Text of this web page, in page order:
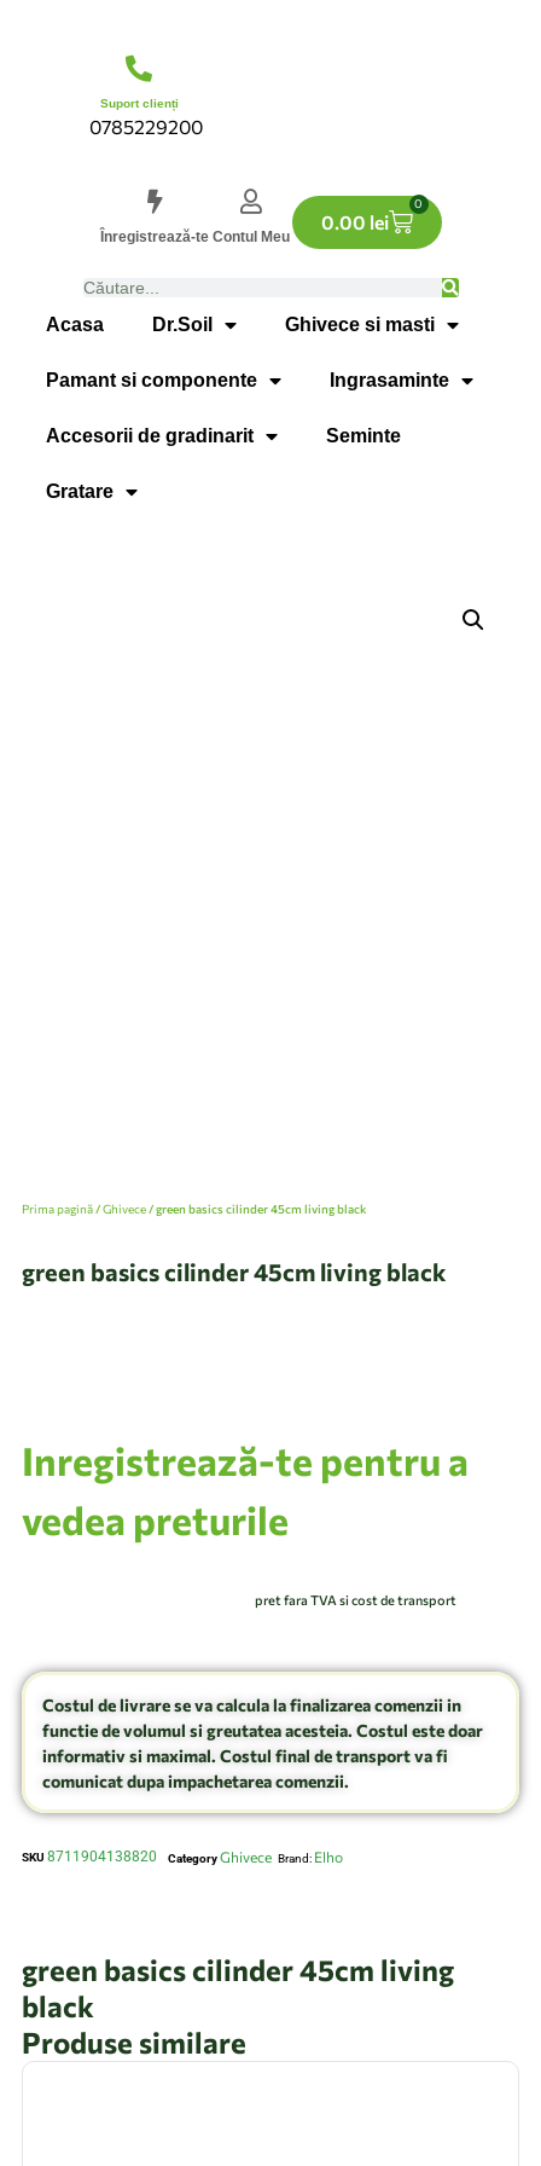
Suport clienți
0785229200
Înregistrează-te Contul Meu
0.00 lei
0
Acasa Dr.Soil Ghivece si masti
Pamant si componente Ingrasaminte
Accesorii de gradinarit Seminte
Gratare
Prima pagină/Ghivece/ green basics cilinder 45cm living black
green basics cilinder 45cm living black
Inregistrează-te pentru a
vedea preturile
pret fara TVA si cost de transport
Costul de livrare se va calcula la finalizarea comenzii in
functie de volumul si greutatea acesteia. Costul este doar
informativ si maximal. Costul final de transport va fi
comunicat dupa impachetarea comenzii.
SKU 8711904138820 CategoryGhivece Brand: Elho
green basics cilinder 45cm living
black
Produse similare